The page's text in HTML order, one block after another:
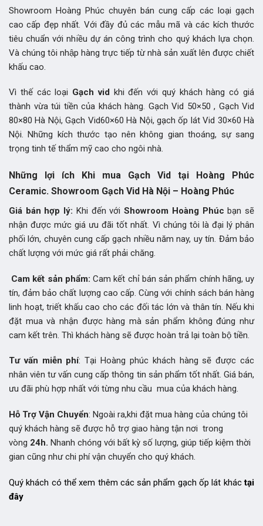
Showroom Hoàng Phúc chuyên bán cung cấp các loại gạch
cao cấp đẹp nhất. Với đầy đủ các mẫu mã và các kích thước
tiêu chuẩn với nhiều dự án công trình cho quý khách lựa chọn.
Và chúng tôi nhập hàng trực tiếp từ nhà sản xuất lên được chiết
khấu cao.
Vì thế các loại Gạch vid
khi đến với quý khách hàng có giá
thành vừa túi tiền của khách hàng. Gạch Vid 50×50 , Gạch Vid
80×80 Hà Nội, Gạch Vid60×60 Hà Nội, gạch ốp lát Vid 30×60 Hà
Nội. Những kích thước tạo nên không gian thoáng, sự sang
trọng tinh tế thẩm mỹ cao cho ngôi nhà.
Những lợi ích Khi mua Gạch Vid tại Hoàng Phúc
Ceramic. Showroom Gạch Vid Hà Nội – Hoàng Phúc
Giá bán hợp lý: Khi đến vớiShowroom Hoàng Phúc bạn sẽ
nhận được mức giá ưu đãi tốt nhất. Vì chúng tôi là đại lý phân
phối lớn, chuyên cung cấp gạch nhiều năm nay, uy tín. Đảm bảo
chất lượng với mức giá rất phải chăng.
Cam kết sản phẩm: Cam kết chỉ bán sản phẩm chính hãng, uy
tín, đảm bảo chất lượng cao cấp. Cùng với chính sách bán hàng
linh hoạt, triết khấu cao cho các đối tác lớn và thân tín. Nếu khi
đặt mua và nhận được hàng mà sản phẩm không đúng như
cam kết trên. Thì khách hàng sẽ được hoàn trả lại toàn bộ tiền.
Tư vấn miễn phí: Tại Hoàng phúc khách hàng sẽ được các
nhân viên tư vấn cung cấp thông tin sản phẩm tốt nhất. Giá bán,
ưu đãi phù hợp nhất với từng nhu cầu mua của khách hàng.
Hỗ Trợ Vận Chuyển: Ngoài ra,khi đặt mua hàng của chúng tôi
quý khách hàng sẽ được hỗ trợ giao hàng tận nơi trong
vòng 24h. Nhanh chóng với bất kỳ số lượng, giúp tiếp kiệm thời
gian cũng như chi phí vận chuyển cho quý khách.
Quý khách có thể xem thêm các sản phẩm gạch ốp lát khác tại
đây